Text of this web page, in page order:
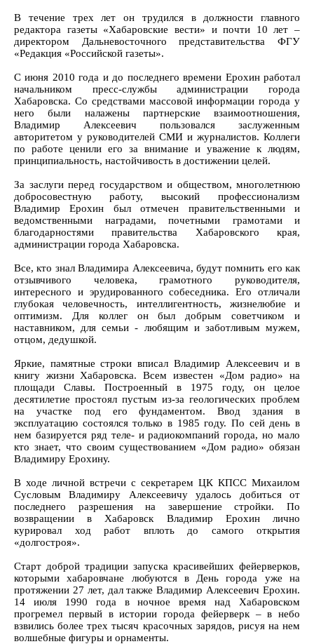
В течение трех лет он трудился в должности главного
редактора газеты «Хабаровские вести» и почти 10 лет –
директором Дальневосточного представительства ФГУ
«Редакция «Российской газеты».
С июня 2010 года и до последнего времени Ерохин работал
начальником пресс-службы администрации города
Хабаровска. Со средствами массовой информации города у
него были налажены партнерские взаимоотношения,
Владимир Алексеевич пользовался заслуженным
авторитетом у руководителей СМИ и журналистов. Коллеги
по работе ценили его за внимание и уважение к людям,
принципиальность, настойчивость в достижении целей.
За заслуги перед государством и обществом, многолетнюю
добросовестную работу, высокий профессионализм
Владимир Ерохин был отмечен правительственными и
ведомственными наградами, почетными грамотами и
благодарностями правительства Хабаровского края,
администрации города Хабаровска.
Все, кто знал Владимира Алексеевича, будут помнить его как
отзывчивого человека, грамотного руководителя,
интересного и эрудированного собеседника. Его отличали
глубокая человечность, интеллигентность, жизнелюбие и
оптимизм. Для коллег он был добрым советчиком и
наставником, для семьи - любящим и заботливым мужем,
отцом, дедушкой.
Яркие, памятные строки вписал Владимир Алексеевич и в
книгу жизни Хабаровска. Всем известен «Дом радио» на
площади Славы. Построенный в 1975 году, он целое
десятилетие простоял пустым из-за геологических проблем
на участке под его фундаментом. Ввод здания в
эксплуатацию состоялся только в 1985 году. По сей день в
нем базируется ряд теле- и радиокомпаний города, но мало
кто знает, что своим существованием «Дом радио» обязан
Владимиру Ерохину.
В ходе личной встречи с секретарем ЦК КПСС Михаилом
Сусловым Владимиру Алексеевичу удалось добиться от
последнего разрешения на завершение стройки. По
возвращении в Хабаровск Владимир Ерохин лично
курировал ход работ вплоть до самого открытия
«долгостроя».
Старт доброй традиции запуска красивейших фейерверков,
которыми хабаровчане любуются в День города уже на
протяжении 27 лет, дал также Владимир Алексеевич Ерохин.
14 июля 1990 года в ночное время над Хабаровском
прогремел первый в истории города фейерверк – в небо
взвились более трех тысяч красочных зарядов, рисуя на нем
волшебные фигуры и орнаменты.